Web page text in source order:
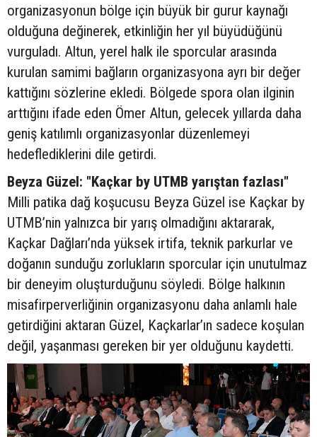
organizasyonun bölge için büyük bir gurur kaynağı
olduğuna değinerek, etkinliğin her yıl büyüdüğünü
vurguladı. Altun, yerel halk ile sporcular arasında
kurulan samimi bağların organizasyona ayrı bir değer
kattığını sözlerine ekledi. Bölgede spora olan ilginin
arttığını ifade eden Ömer Altun, gelecek yıllarda daha
geniş katılımlı organizasyonlar düzenlemeyi
hedeflediklerini dile getirdi.
Beyza Güzel: "Kaçkar by UTMB yarıştan fazlası"
Milli patika dağ koşucusu Beyza Güzel ise Kaçkar by
UTMB’nin yalnızca bir yarış olmadığını aktararak,
Kaçkar Dağları’nda yüksek irtifa, teknik parkurlar ve
doğanın sunduğu zorlukların sporcular için unutulmaz
bir deneyim oluşturduğunu söyledi. Bölge halkının
misafirperverliğinin organizasyonu daha anlamlı hale
getirdiğini aktaran Güzel, Kaçkarlar’ın sadece koşulan
değil, yaşanması gereken bir yer olduğunu kaydetti.